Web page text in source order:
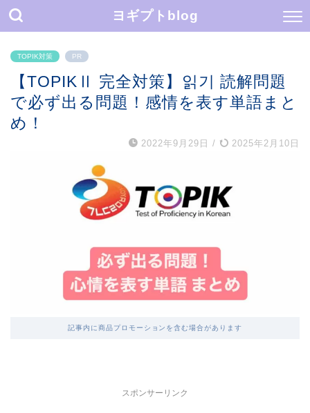
ヨギプトblog
TOPIK対策 PR
【TOPIKⅡ 完全対策】읽기 読解問題
で必ず出る問題！感情を表す単語まと
め！
2022年9月29日 / 2025年2月10日
記事内に商品プロモーションを含む場合があります
スポンサーリンク